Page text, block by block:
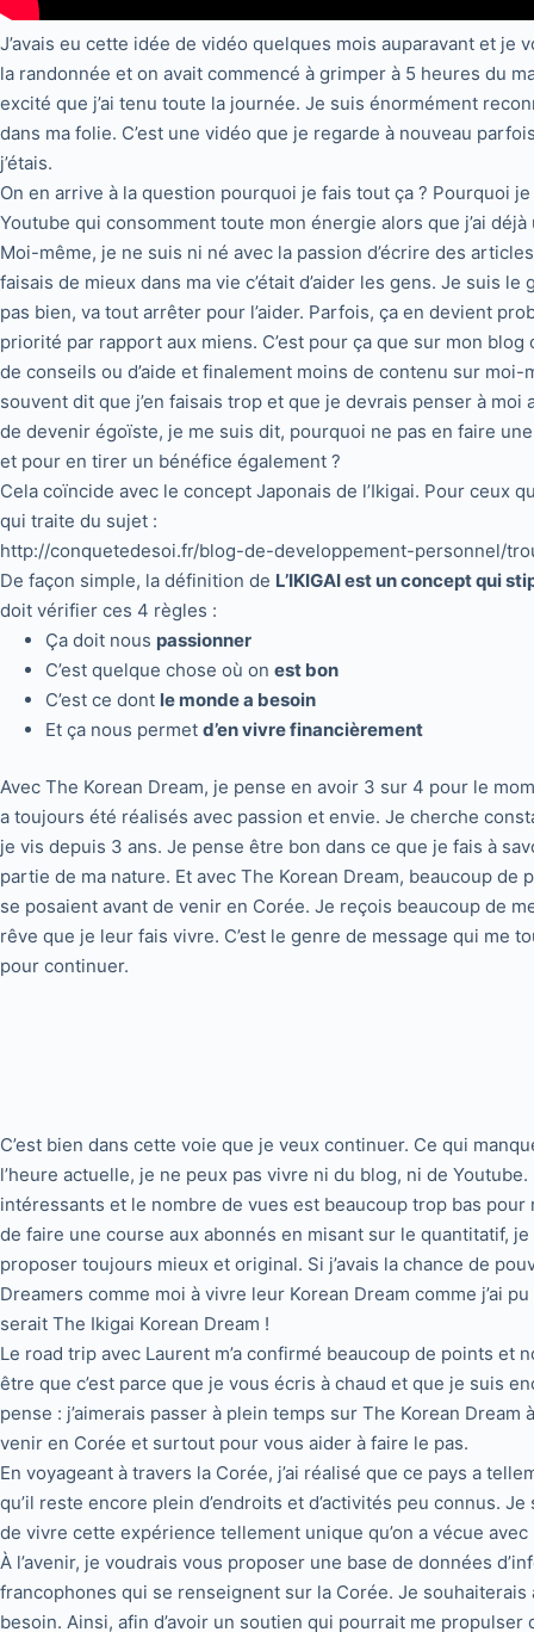
J’avais eu cette idée de vidéo quelques mois auparavant et je
la randonnée et on avait commencé à grimper à 5 heures du
excité que j’ai tenu toute la journée. Je suis énormément
dans ma folie. C’est une vidéo que je regarde à nouveau
j’étais.
On en arrive à la question pourquoi je fais tout ça ? Pourquoi
Youtube qui consomment toute mon énergie alors que j’ai
Moi-même, je ne suis ni né avec la passion d’écrire des
faisais de mieux dans ma vie c’était d’aider les gens. Je suis
pas bien, va tout arrêter pour l’aider. Parfois, ça en devient
priorité par rapport aux miens. C’est pour ça que sur mon
de conseils ou d’aide et finalement moins de contenu sur moi-
souvent dit que j’en faisais trop et que je devrais penser à
de devenir égoïste, je me suis dit, pourquoi ne pas en faire
et pour en tirer un bénéfice également ?
Cela coïncide avec le concept Japonais de l’Ikigai. Pour ceux
qui traite du sujet :
http://conquetedesoi.fr/blog-de-developpement-personnel/
De façon simple, la définition de L’IKIGAI est un concept qui
doit vérifier ces 4 règles :
Ça doit nous passionner
C’est quelque chose où on est bon
C’est ce dont le monde a besoin
Et ça nous permet d’en vivre financièrement
Avec The Korean Dream, je pense en avoir 3 sur 4 pour le
a toujours été réalisés avec passion et envie. Je cherche
je vis depuis 3 ans. Je pense être bon dans ce que je fais à
partie de ma nature. Et avec The Korean Dream, beaucoup
se posaient avant de venir en Corée. Je reçois beaucoup de
rêve que je leur fais vivre. C’est le genre de message qui me
pour continuer.
C’est bien dans cette voie que je veux continuer. Ce qui
l’heure actuelle, je ne peux pas vivre ni du blog, ni de
intéressants et le nombre de vues est beaucoup trop bas
de faire une course aux abonnés en misant sur le quantitatif,
proposer toujours mieux et original. Si j’avais la chance de
Dreamers comme moi à vivre leur Korean Dream comme j’ai
serait The Ikigai Korean Dream !
Le road trip avec Laurent m’a confirmé beaucoup de points
être que c’est parce que je vous écris à chaud et que je suis
pense : j’aimerais passer à plein temps sur The Korean
venir en Corée et surtout pour vous aider à faire le pas.
En voyageant à travers la Corée, j’ai réalisé que ce pays a
qu’il reste encore plein d’endroits et d’activités peu connus.
de vivre cette expérience tellement unique qu’on a vécue avec
À l’avenir, je voudrais vous proposer une base de données
francophones qui se renseignent sur la Corée. Je
besoin. Ainsi, afin d’avoir un soutien qui pourrait me